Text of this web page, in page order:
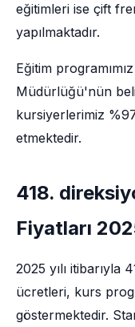
eğitimleri ise çift
yapılmaktadır.
Eğitim
Müdürlüğü'nün
kursiyerlerimiz
etmektedir.
418.
Fiyatları
2025 yılı itibarıyla
ücretleri, kurs
göstermektedir.